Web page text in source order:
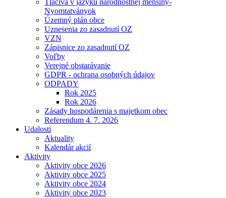
Tlačivá v jazyku národnostnej menšiny-
Nyomtatványok
Územný plán obce
Uznesenia zo zasadnutí OZ
VZN
Zápisnice zo zasadnutí OZ
Voľby
Verejné obstarávanie
GDPR - ochrana osobných údajov
ODPADY
Rok 2025
Rok 2026
Zásady hospodárenia s majetkom obec
Referendum 4. 7. 2026
Udalosti
Aktuality
Kalendár akcií
Aktivity
Aktivity obce 2026
Aktivity obce 2025
Aktivity obce 2024
Aktivity obce 2023